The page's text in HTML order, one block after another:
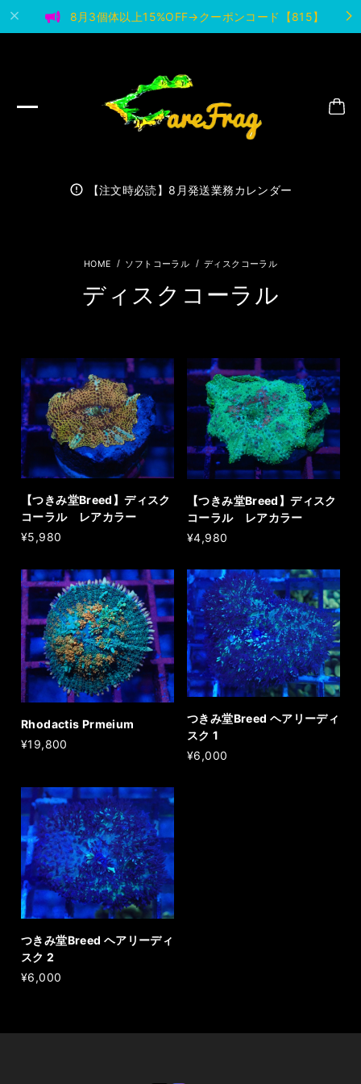
8月3個体以上15%OFF→クーポンコード【815】
【注文時必読】8月発送業務カレンダー
ソフトコーラル ディスクコーラル
ディスクコーラル
【つきみ堂Breed】ディスク
コーラル レアカラー
¥5,980
【つきみ堂Breed】ディスク
コーラル レアカラー
¥4,980
Rhodactis Prmeium
¥19,800
つきみ堂Breed ヘアリーディ
スク 1
¥6,000
つきみ堂Breed ヘアリーディ
スク 2
¥6,000